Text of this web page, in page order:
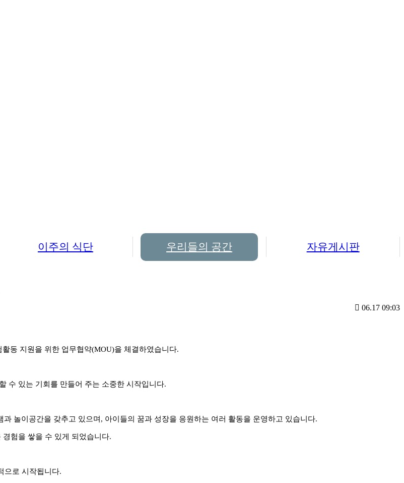
이주의 식단 우리들의 공간 자유게시판
06.17 09:03
동 지원을 위한 업무협약(MOU)을 체결하였습니다.
수 있는 기회를 만들어 주는 소중한 시작입니다.
놀이공간을 갖추고 있으며, 아이들의 꿈과 성장을 응원하는 여러 활동을 운영하고 있습니다.
험을 쌓을 수 있게 되었습니다.
으로 시작됩니다.